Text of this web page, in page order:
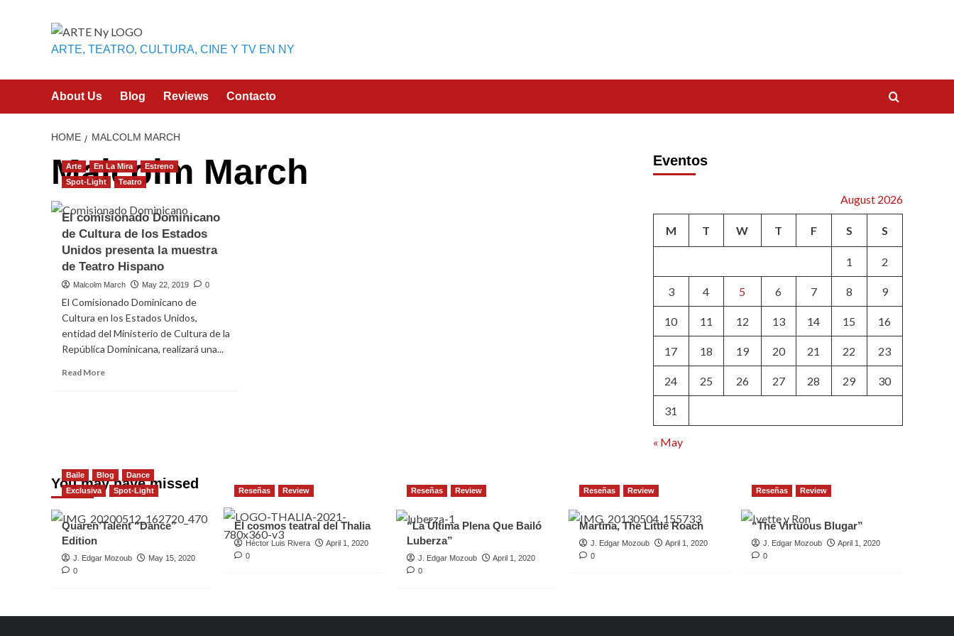
ARTE, TEATRO, CULTURA, CINE Y TV EN NY
About Us Blog Reviews Contacto
HOME MALCOLM MARCH
Malcolm March
Arte En La Mira
Estreno
Spot-Light
Teatro
El comisionado Dominicano
de Cultura de los Estados
Unidos presenta la muestra
de Teatro Hispano
Malcolm March May 22, 2019 0
El Comisionado Dominicano de
Cultura en los Estados Unidos,
entidad del Ministerio de Cultura de la
República Dominicana, realizará una...
Read MoreRead
de
los
Unidos
presenta
muestra
Eventos
August 2026
M T W T F S S
1 2
3 4 5 6 7 8 9
10 11 12 13 14 15 16
17 18 19 20 21 22 23
24 25 26 27 28 29 30
31
« May
You may have missed
Baile Blog
Dance
Exclusiva
Spot-Light
Quaren’Talent “Dance”
Edition
J. Edgar Mozoub
May 15, 2020
0
Reseñas Review
El cosmos teatral del Thalia
Héctor Luis Rivera
April 1, 2020
0
Reseñas Review
“La Última Plena Que Bailó
Luberza”
J. Edgar Mozoub
April 1, 2020
0
Reseñas Review
Martina, The Little Roach
J. Edgar Mozoub
April 1, 2020
0
Reseñas Review
“The Virtuous Blugar”
J. Edgar Mozoub
April 1, 2020
0